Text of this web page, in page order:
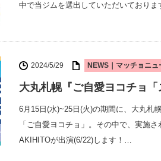
中で当ジムを選出していただいており
2024/5/29 NEWS｜マッチョニュ
大丸札幌『ご自愛ヨコチョ
6月15日(水)~25日(火)の期間に、大丸札
「ご自愛ヨコチョ」。その中で、実施
AKIHITOが出演(6/22)します！…